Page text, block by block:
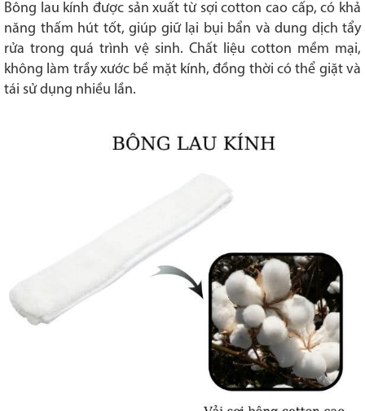
Bông lau kính được sản xuất từ sợi cotton cao cấp, có khả
năng thấm hút tốt, giúp giữ lại bụi bẩn và dung dịch tẩy
rửa trong quá trình vệ sinh. Chất liệu cotton mềm mại,
không làm trầy xước bề mặt kính, đồng thời có thể giặt và
tái sử dụng nhiều lần.